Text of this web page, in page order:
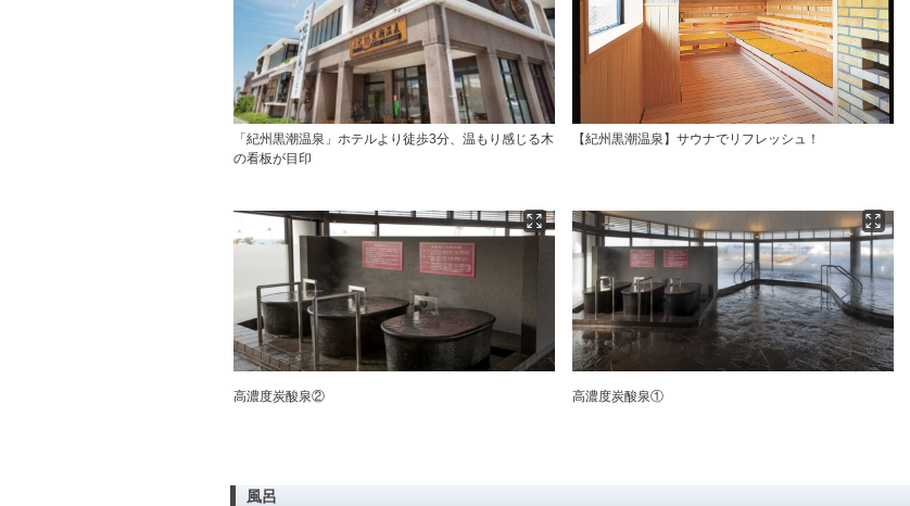
「紀州黒潮温泉」ホテルより徒歩3分、温もり感じる木
の看板が目印
【紀州黒潮温泉】サウナでリフレッシュ！
高濃度炭酸泉② 高濃度炭酸泉①
風呂